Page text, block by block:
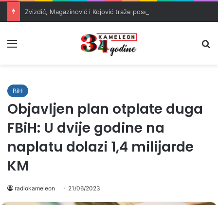
BiH
Objavljen plan otplate duga
FBiH: U dvije godine na
naplatu dolazi 1,4 milijarde
KM
radiokameleon 21/06/2023